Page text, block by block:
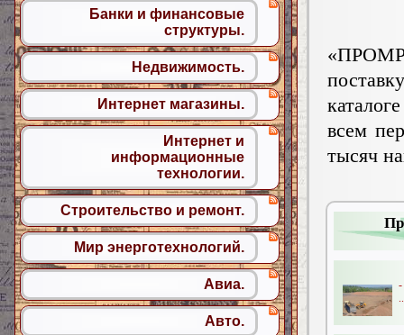
-
всем
тысяч
Банки и финансовые
структуры.
Недвижимость.
Интернет магазины.
Интернет и
информационные
технологии.
Строительство и ремонт.
Мир энерготехнологий.
Авиа.
Авто.